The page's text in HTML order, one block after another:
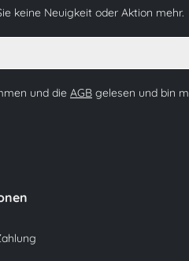
keine Neuigkeit oder Aktion mehr.
und die AGB gelesen und bin